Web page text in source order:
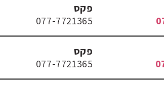
פקס
077-7721365
פקס
077-7721365